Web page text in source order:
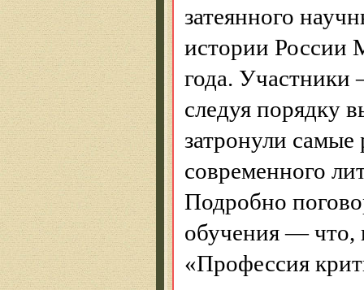
затеянного
истории
года.
следуя порядку
затронули самые
современного
Подробно
обучения — что,
«Профессия